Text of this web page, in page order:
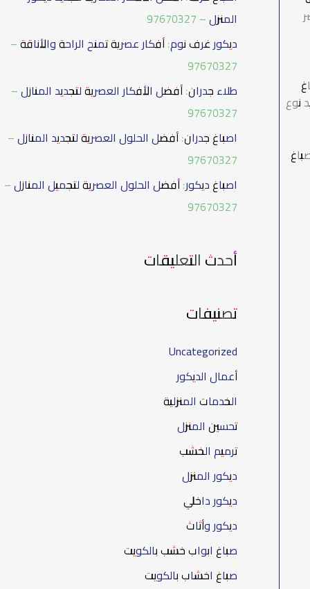
نوع
:
المنزل – 97670327
ديكور غرف نوم: أفكار عصرية تمنح الراحة والأناقة –
97670327
طلاء جدران: أفضل الأفكار العصرية لتجديد المنازل –
97670327
اصباغ جدران: أفضل الحلول العصرية لتجديد المنازل –
97670327
اصباغ ديكور: أفضل الحلول العصرية لتجميل المنازل –
97670327
أحدث التعليقات
تصنيفات
Uncategorized
أعمال الديكور
الخدمات المنزلية
تحسين المنزل
ترميم الخشب
ديكور المنزل
ديكور داخلي
ديكور وأثاث
صباغ ابواب خشب بالكويت
صباغ اخشاب بالكويت